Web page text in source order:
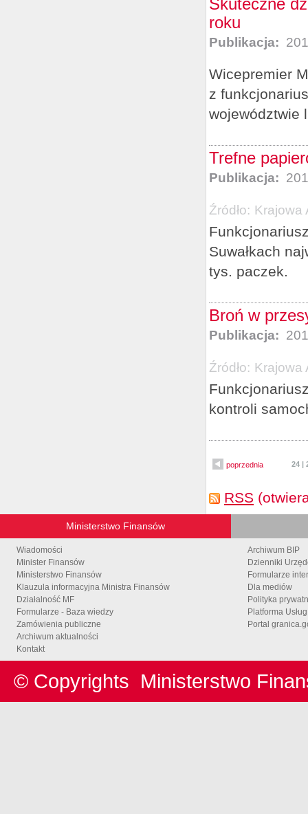
roku
Publikacja:
Wicepremier
z
województwie
Trefne
Publikacja:
Źródło: Krajowa
Suwałkach
tys. paczek.
Broń w
Publikacja:
Źródło: Krajowa
kontroli
poprzednia 24 |
RSS
Ministerstwo Finansów
Wiadomości
Minister Finansów
Ministerstwo Finansów
Klauzula informacyjna Ministra Finansów
Działalność MF
Formularze - Baza wiedzy
Zamówienia publiczne
Archiwum aktualności
Kontakt
Archiwum BIP
Dzienniki
Formularze
Dla mediów
Polityka
Platforma
Portal
© Copyrights Ministerstwo